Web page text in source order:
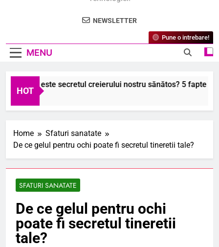
NEWSLETTER
MENU
Pune o intrebare!
HOT
este secretul creierului nostru sănătos? 5 fapte
Home
Sfaturi sanatate
De ce gelul pentru ochi poate fi secretul tineretii tale?
SFATURI SANATATE
De ce gelul pentru ochi
poate fi secretul tineretii
tale?